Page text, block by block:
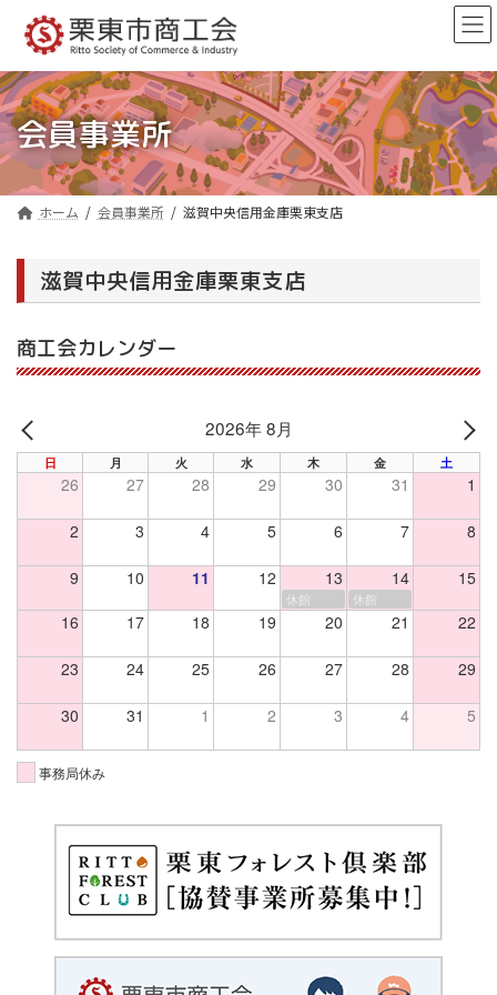
ン
ツ
へ
ス
キ
ッ
ー
シ
ョ
ン
に
移
会員事業所
ホーム 会員事業所 滋賀中央信用金庫栗東支店
滋賀中央信用金庫栗東支店
商工会カレンダー
PREV
2026年 8月
日 月 火 水 木 金 土
26 27 28 29 30 31 1
2 3 4 5 6 7 8
9 10 11 12 13 14 15
休館 休館
16 17 18 19 20 21 22
23 24 25 26 27 28 29
30 31 1 2 3 4 5
事務局休み